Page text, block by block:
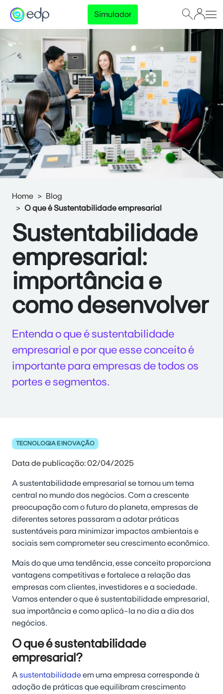
Simulador
Home
Blog
O que é Sustentabilidade empresarial
Sustentabilidade
empresarial:
importância e
como desenvolver
Entenda o que é sustentabilidade
empresarial e por que esse conceito é
importante para empresas de todos os
portes e segmentos.
TECNOLOGIA E INOVAÇÃO
Data de publicação: 02/04/2025
A sustentabilidade empresarial se tornou um tema
central no mundo dos negócios. Com a crescente
preocupação com o futuro do planeta, empresas de
diferentes setores passaram a adotar práticas
sustentáveis para minimizar impactos ambientais e
sociais sem comprometer seu crescimento econômico.
Mais do que uma tendência, esse conceito proporciona
vantagens competitivas e fortalece a relação das
empresas com clientes, investidores e a sociedade.
Vamos entender o que é sustentabilidade empresarial,
sua importância e como aplicá-la no dia a dia dos
negócios.
O que é sustentabilidade
empresarial?
A sustentabilidadeem uma empresa corresponde à
adoção de práticas que equilibram crescimento